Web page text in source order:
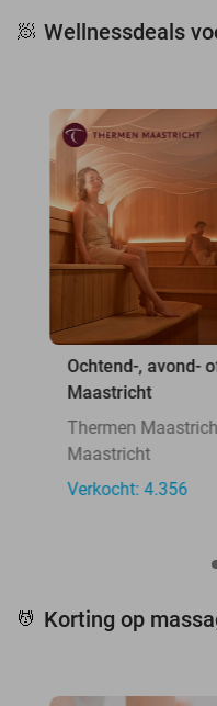
🧖 Wellnessdeals
Ochtend-, avond-
Maastricht
Thermen
Maastricht
Verkocht: 4.356
💆 Korting op